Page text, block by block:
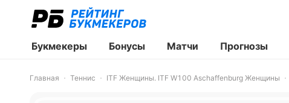
Букмекеры Бонусы Матчи Прогнозы
Главная Теннис ITF Женщины. ITF W100 Aschaffenburg Женщины